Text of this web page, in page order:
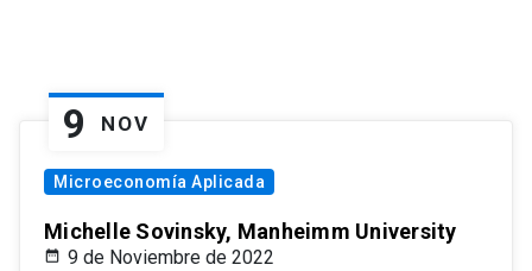
9 NOV
Microeconomía Aplicada
Michelle Sovinsky, Manheimm University
9 de Noviembre de 2022